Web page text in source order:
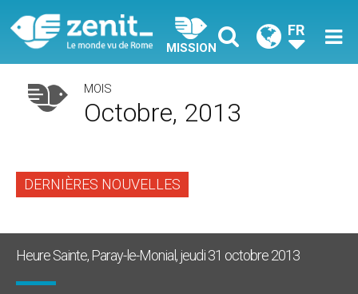
MISSION
FR
MOIS
Octobre, 2013
DERNIÈRES NOUVELLES
Heure Sainte, Paray-le-Monial, jeudi 31 octobre 2013